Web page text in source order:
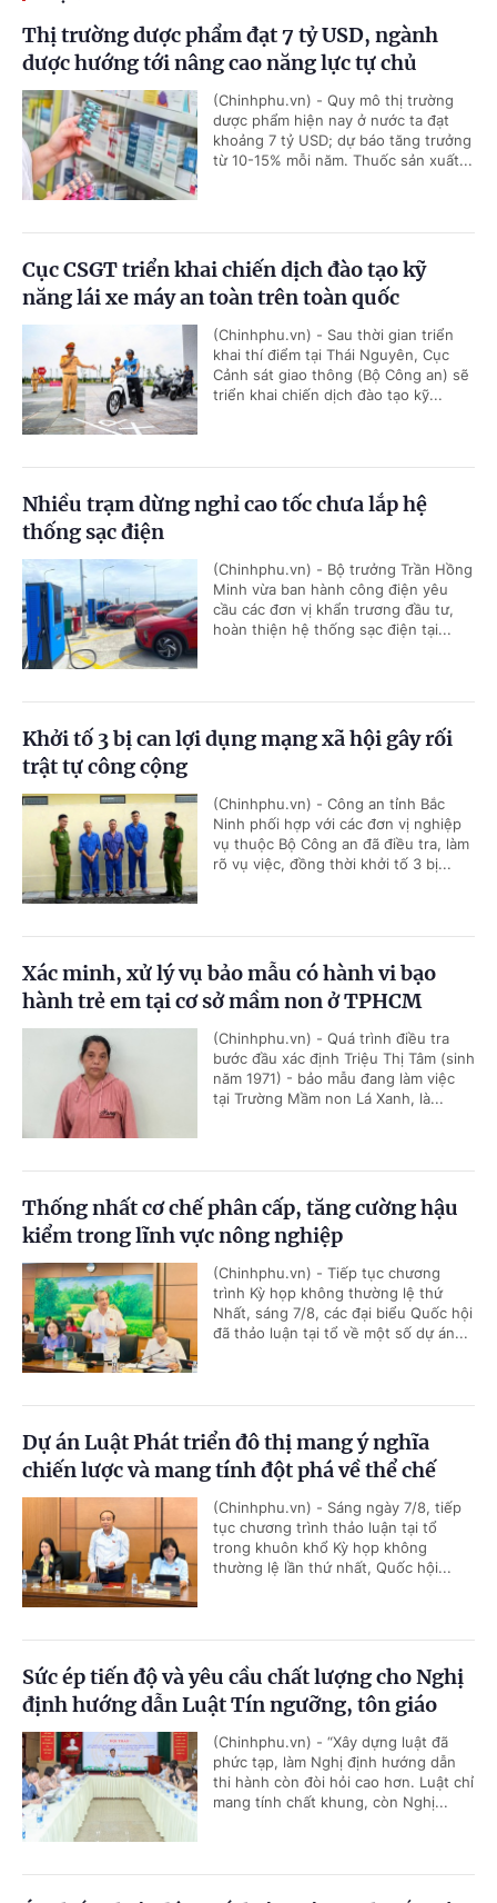
Thị trường dược phẩm đạt 7 tỷ USD, ngành
dược hướng tới nâng cao năng lực tự chủ
(Chinhphu.vn) - Quy mô thị trường
dược phẩm hiện nay ở nước ta đạt
khoảng 7 tỷ USD; dự báo tăng trưởng
từ 10-15% mỗi năm. Thuốc sản xuất...
Cục CSGT triển khai chiến dịch đào tạo kỹ
năng lái xe máy an toàn trên toàn quốc
(Chinhphu.vn) - Sau thời gian triển
khai thí điểm tại Thái Nguyên, Cục
Cảnh sát giao thông (Bộ Công an) sẽ
triển khai chiến dịch đào tạo kỹ...
Nhiều trạm dừng nghỉ cao tốc chưa lắp hệ
thống sạc điện
(Chinhphu.vn) - Bộ trưởng Trần Hồng
Minh vừa ban hành công điện yêu
cầu các đơn vị khẩn trương đầu tư,
hoàn thiện hệ thống sạc điện tại...
Khởi tố 3 bị can lợi dụng mạng xã hội gây rối
trật tự công cộng
(Chinhphu.vn) - Công an tỉnh Bắc
Ninh phối hợp với các đơn vị nghiệp
vụ thuộc Bộ Công an đã điều tra, làm
rõ vụ việc, đồng thời khởi tố 3 bị...
Xác minh, xử lý vụ bảo mẫu có hành vi bạo
hành trẻ em tại cơ sở mầm non ở TPHCM
(Chinhphu.vn) - Quá trình điều tra
bước đầu xác định Triệu Thị Tâm (sinh
năm 1971) - bảo mẫu đang làm việc
tại Trường Mầm non Lá Xanh, là...
Thống nhất cơ chế phân cấp, tăng cường hậu
kiểm trong lĩnh vực nông nghiệp
(Chinhphu.vn) - Tiếp tục chương
trình Kỳ họp không thường lệ thứ
Nhất, sáng 7/8, các đại biểu Quốc hội
đã thảo luận tại tổ về một số dự án...
Dự án Luật Phát triển đô thị mang ý nghĩa
chiến lược và mang tính đột phá về thể chế
(Chinhphu.vn) - Sáng ngày 7/8, tiếp
tục chương trình thảo luận tại tổ
trong khuôn khổ Kỳ họp không
thường lệ lần thứ nhất, Quốc hội...
Sức ép tiến độ và yêu cầu chất lượng cho Nghị
định hướng dẫn Luật Tín ngưỡng, tôn giáo
(Chinhphu.vn) - “Xây dựng luật đã
phức tạp, làm Nghị định hướng dẫn
thi hành còn đòi hỏi cao hơn. Luật chỉ
mang tính chất khung, còn Nghị...